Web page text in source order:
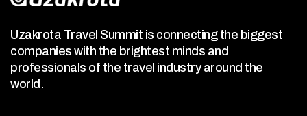
Uzakrota Travel Summit is connecting the biggest
companies with the brightest minds and
professionals of the travel industry around the
world.